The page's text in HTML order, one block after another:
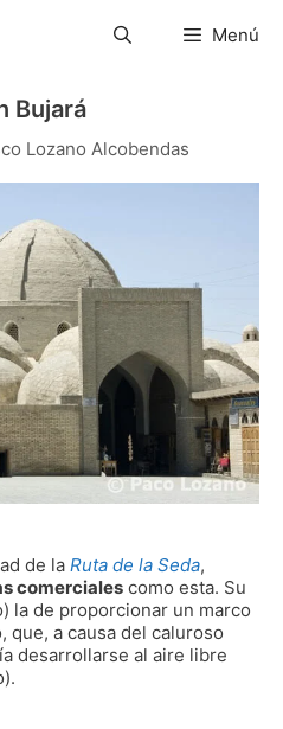
Menú
Bujará
Lozano Alcobendas
de la Ruta de la Seda,
comerciales como esta. Su
la de proporcionar un marco
que, a causa del caluroso
desarrollarse al aire libre